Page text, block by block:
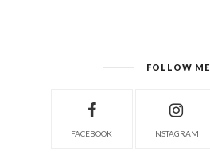
FOLLOW ME
FACEBOOK INSTAGRAM